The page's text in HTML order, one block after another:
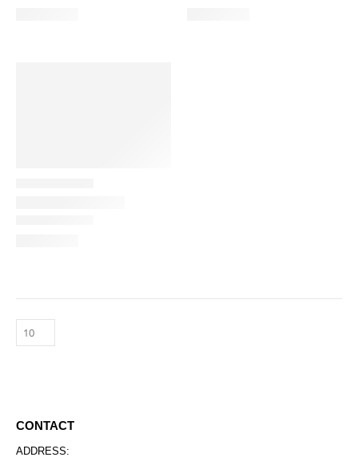
CONTACT
ADDRESS: